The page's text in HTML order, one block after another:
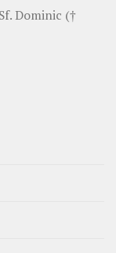
Dominic (†